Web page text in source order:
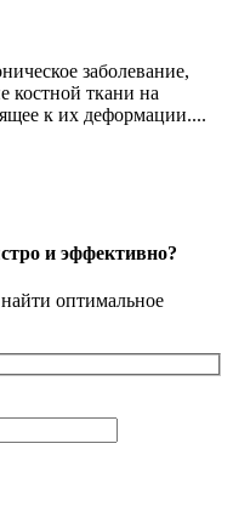
заболевание,
костной ткани на
к их деформации....
и эффективно?
оптимальное